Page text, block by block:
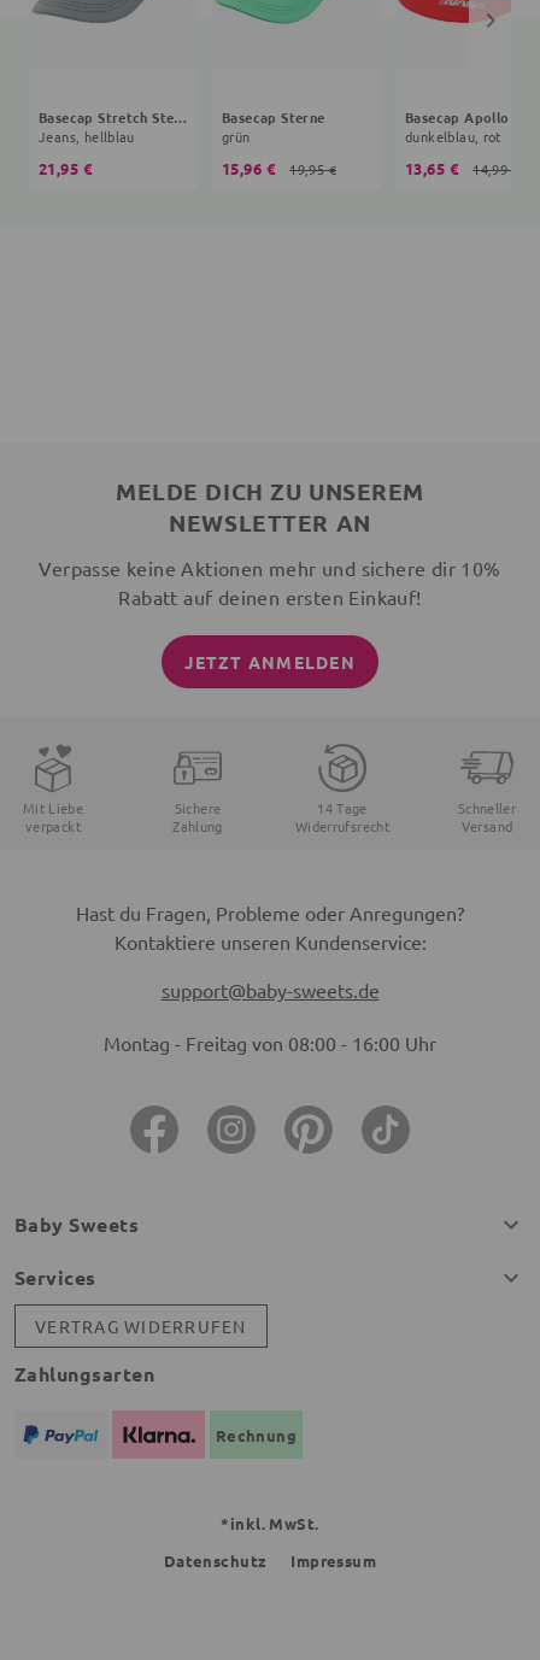
Basecap Stretch Sterne
Jeans, hellblau
21,95 €
Basecap Sterne
grün
15,96 € 19,95 €
Basecap Apollo 11
dunkelblau, rot
13,65 € 14,99 €
MELDE DICH ZU UNSEREM
NEWSLETTER AN
Verpasse keine Aktionen mehr und sichere dir 10%
Rabatt auf deinen ersten Einkauf!
JETZT ANMELDEN
Mit Liebe
verpackt
Sichere
Zahlung
14 Tage
Widerrufsrecht
Schneller
Versand
Hast du Fragen, Probleme oder Anregungen?
Kontaktiere unseren Kundenservice:
support@baby-sweets.de
Montag - Freitag von 08:00 - 16:00 Uhr
Baby Sweets
Services
VERTRAG WIDERRUFEN
Zahlungsarten
Rechnung
*inkl. MwSt.
Datenschutz
Impressum